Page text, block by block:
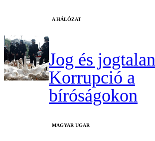
A HÁLÓZAT
Jog és
Korrupció a
bíróságokon
MAGYAR UGAR